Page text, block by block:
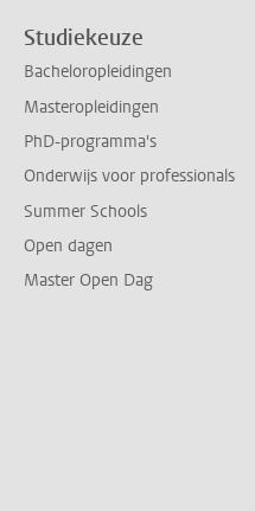
Studiekeuze
Bacheloropleidingen
Masteropleidingen
PhD-programma's
Onderwijs voor professionals
Summer Schools
Open dagen
Master Open Dag